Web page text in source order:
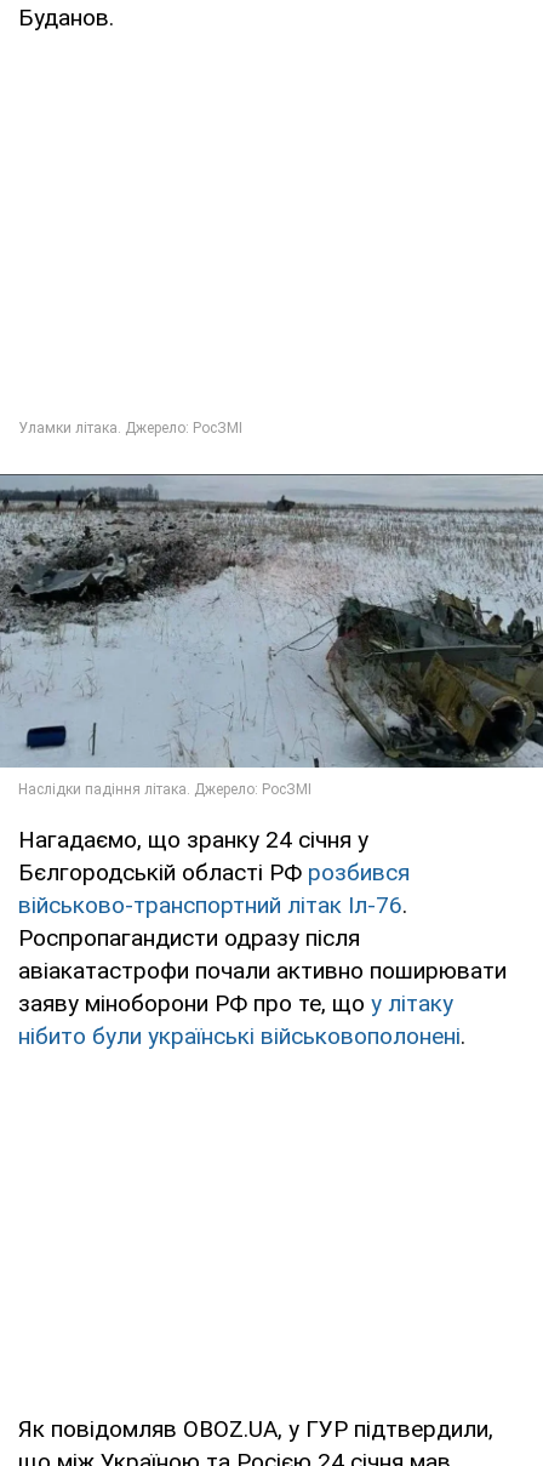
Буданов.
Нагадаємо, що зранку 24 січня у
Бєлгородській області РФ розбився
військово-транспортний літак Іл-76.
Роспропагандисти одразу після
авіакатастрофи почали активно поширювати
заяву міноборони РФ про те, що у літаку
нібито були українські військовополонені.
Як повідомляв OBOZ.UA, у ГУР підтвердили,